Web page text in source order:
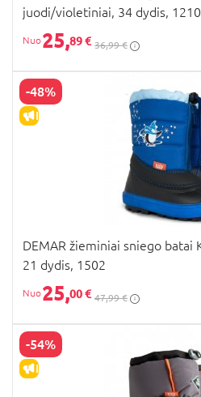
juodi/violetiniai, 34 dydis, 1210
25,89 € 36,99 €
-48%
IŠPARDAVIMAS
DEMAR žieminiai sniego batai
21 dydis, 1502
25,00 € 47,99 €
-54%
IŠPARDAVIMAS